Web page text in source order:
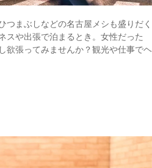
つまぶしなどの名古屋メシも盛りだく
スや出張で泊まるとき。女性だった
欲張ってみませんか？観光や仕事でヘ